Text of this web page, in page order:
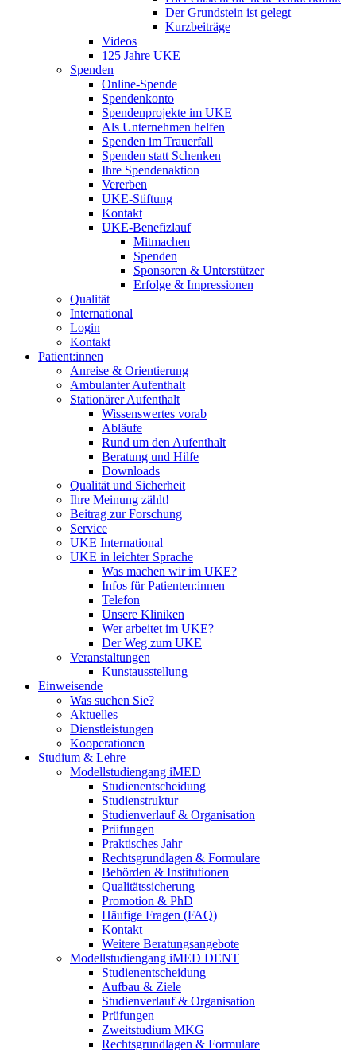
Der Grundstein ist gelegt
Kurzbeiträge
Videos
125 Jahre UKE
Spenden
Online-Spende
Spendenkonto
Spendenprojekte im UKE
Als Unternehmen helfen
Spenden im Trauerfall
Spenden statt Schenken
Ihre Spendenaktion
Vererben
UKE-Stiftung
Kontakt
UKE-Benefizlauf
Mitmachen
Spenden
Sponsoren & Unterstützer
Erfolge & Impressionen
Qualität
International
Login
Kontakt
Patient:innen
Anreise & Orientierung
Ambulanter Aufenthalt
Stationärer Aufenthalt
Wissenswertes vorab
Abläufe
Rund um den Aufenthalt
Beratung und Hilfe
Downloads
Qualität und Sicherheit
Ihre Meinung zählt!
Beitrag zur Forschung
Service
UKE International
UKE in leichter Sprache
Was machen wir im UKE?
Infos für Patienten:innen
Telefon
Unsere Kliniken
Wer arbeitet im UKE?
Der Weg zum UKE
Veranstaltungen
Kunstausstellung
Einweisende
Was suchen Sie?
Aktuelles
Dienstleistungen
Kooperationen
Studium & Lehre
Modellstudiengang iMED
Studienentscheidung
Studienstruktur
Studienverlauf & Organisation
Prüfungen
Praktisches Jahr
Rechtsgrundlagen & Formulare
Behörden & Institutionen
Qualitätssicherung
Promotion & PhD
Häufige Fragen (FAQ)
Kontakt
Weitere Beratungsangebote
Modellstudiengang iMED DENT
Studienentscheidung
Aufbau & Ziele
Studienverlauf & Organisation
Prüfungen
Zweitstudium MKG
Rechtsgrundlagen & Formulare